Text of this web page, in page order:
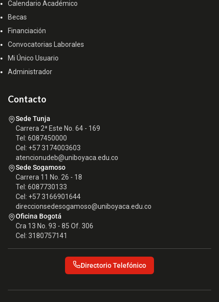
Calendario Académico
Becas
Financiación
Convocatorias Laborales
Mi Único Usuario
Administrador
Contacto
Sede Tunja
Carrera 2ª Este No. 64 - 169
Tel: 6087450000
Cel: +57 3174003603
atencionudeb@uniboyaca.edu.co
Sede Sogamoso
Carrera 11 No. 26 - 18
Tel: 6087730133
Cel: +57 3166901644
direccionsedesogamoso@uniboyaca.edu.co
Oficina Bogotá
Cra 13 No. 93 - 85 Of. 306
Cel: 3180757141
Directorio Telefónico